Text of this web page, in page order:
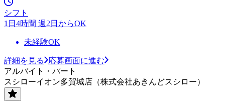
シフト
1日4時間 週2日からOK
未経験OK
詳細を見る
応募画面に進む
アルバイト・パート
スシローイオン多賀城店（株式会社あきんどスシロー）